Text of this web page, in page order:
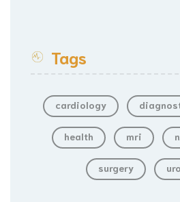
Tags
cardiology
health mri
surgery